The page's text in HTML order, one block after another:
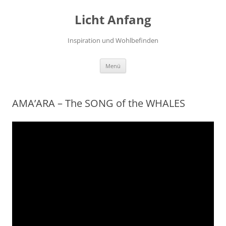
Licht Anfang
Inspiration und Wohlbefinden
Menü
AMA’ARA – The SONG of the WHALES